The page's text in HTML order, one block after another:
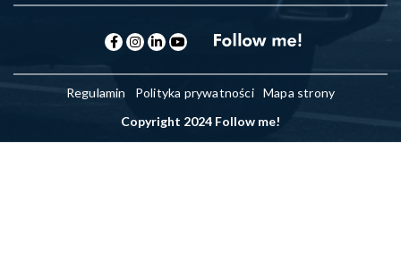
Regulamin Polityka prywatności Mapa strony
Copyright 2024 Follow me!